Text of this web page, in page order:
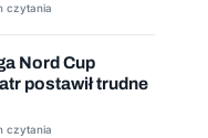
czytania
Nord Cup
postawił trudne
czytania